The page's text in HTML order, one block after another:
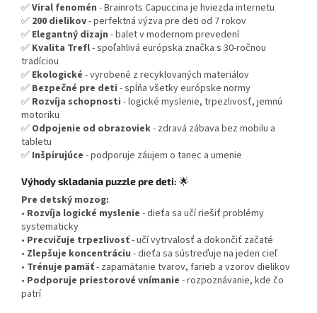
✅Viral fenomén - Brainrots Capuccina je hviezda internetu
✅ 200 dielikov- perfektná výzva pre deti od 7 rokov
✅ Elegantný dizajn - balet v modernom prevedení
✅ Kvalita Trefl- spoľahlivá európska značka s 30-ročnou
tradíciou
✅ Ekologické - vyrobené z recyklovaných materiálov
✅ Bezpečné pre deti - spĺňa všetky európske normy
✅ Rozvíja schopnosti - logické myslenie, trpezlivosť, jemnú
motoriku
✅ Odpojenie od obrazoviek- zdravá zábava bez mobilu a
tabletu
✅ Inšpirujúce - podporuje záujem o tanec a umenie
Výhody skladania puzzle pre deti: 🌟
Pre detský mozog:
• Rozvíja logické myslenie - dieťa sa učí riešiť problémy
systematicky
• Precvičuje trpezlivosť- učí vytrvalosť a dokončiť začaté
• Zlepšuje koncentráciu - dieťa sa sústreďuje na jeden cieľ
• Trénuje pamäť- zapamätanie tvarov, farieb a vzorov dielikov
• Podporuje priestorové vnímanie - rozpoznávanie, kde čo
patrí